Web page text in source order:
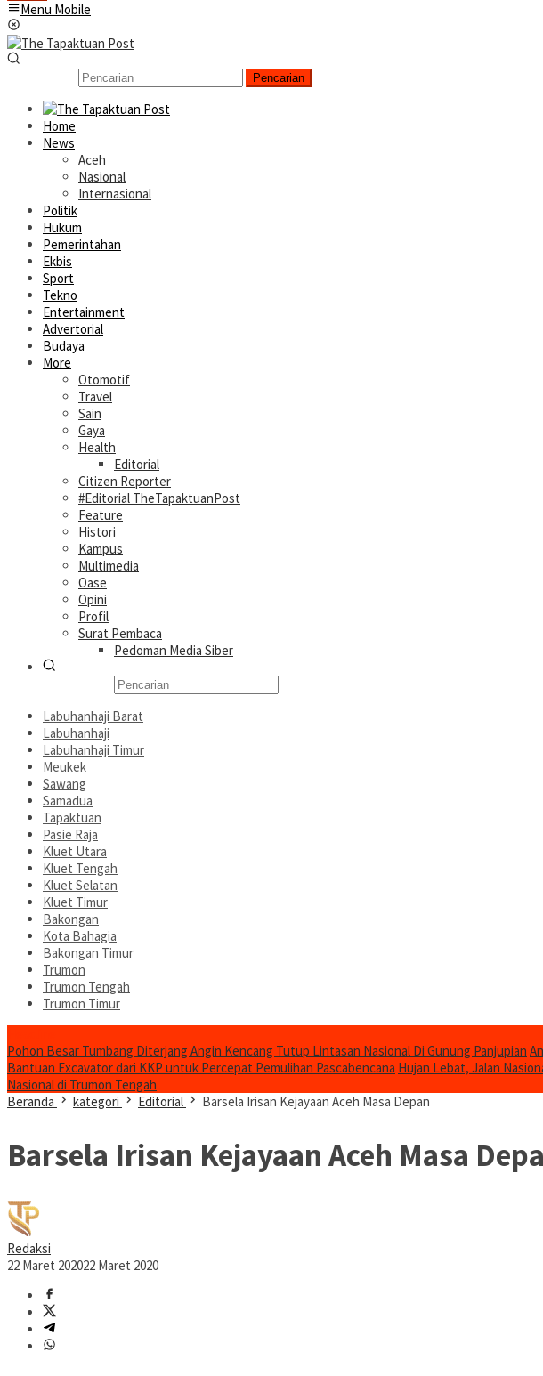
Menu Mobile
Pencarian
Home
News
Aceh
Nasional
Internasional
Politik
Hukum
Pemerintahan
Ekbis
Sport
Tekno
Entertainment
Advertorial
Budaya
More
Otomotif
Travel
Sain
Gaya
Health
Editorial
Citizen Reporter
#Editorial TheTapaktuanPost
Feature
Histori
Kampus
Multimedia
Oase
Opini
Profil
Surat Pembaca
Pedoman Media Siber
Labuhanhaji Barat
Labuhanhaji
Labuhanhaji Timur
Meukek
Sawang
Samadua
Tapaktuan
Pasie Raja
Kluet Utara
Kluet Tengah
Kluet Selatan
Kluet Timur
Bakongan
Kota Bahagia
Bakongan Timur
Trumon
Trumon Tengah
Trumon Timur
Pohon Besar Tumbang Diterjang Angin Kencang Tutup Lintasan Nasional Di Gunung Panjupian
Bantuan Excavator dari KKP untuk Percepat Pemulihan Pascabencana Hujan Lebat, Jalan
Nasional di Trumon Tengah
Beranda
kategori Editorial Barsela Irisan Kejayaan Aceh Masa Depan
Barsela Irisan Kejayaan Aceh Masa
Redaksi
22 Maret 202022 Maret 2020